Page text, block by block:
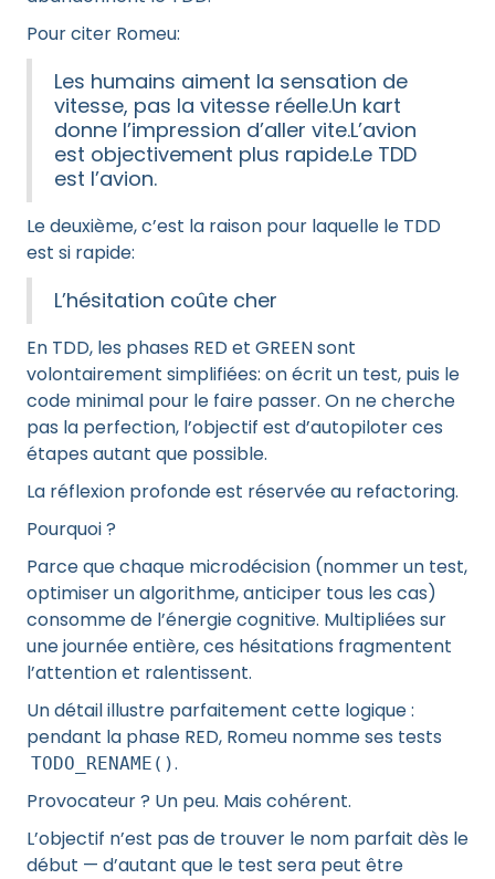
Pour citer Romeu:
Les humains aiment la sensation de
vitesse, pas la vitesse réelle.Un kart
donne l’impression d’aller vite.L’avion
est objectivement plus rapide.Le TDD
est l’avion.
Le deuxième, c’est la raison pour laquelle le TDD
est si rapide:
L’hésitation coûte cher
En TDD, les phases RED et GREEN sont
volontairement simplifiées: on écrit un test, puis le
code minimal pour le faire passer. On ne cherche
pas la perfection, l’objectif est d’autopiloter ces
étapes autant que possible.
La réflexion profonde est réservée au refactoring.
Pourquoi ?
Parce que chaque microdécision (nommer un test,
optimiser un algorithme, anticiper tous les cas)
consomme de l’énergie cognitive. Multipliées sur
une journée entière, ces hésitations fragmentent
l’attention et ralentissent.
Un détail illustre parfaitement cette logique :
pendant la phase RED, Romeu nomme ses tests
TODO_RENAME().
Provocateur ? Un peu. Mais cohérent.
L’objectif n’est pas de trouver le nom parfait dès le
début — d’autant que le test sera peut être